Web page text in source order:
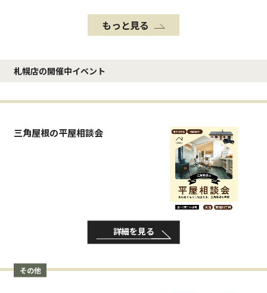
もっと見る
札幌店の開催中イベント
三角屋根の平屋相談会
詳細を見る
その他